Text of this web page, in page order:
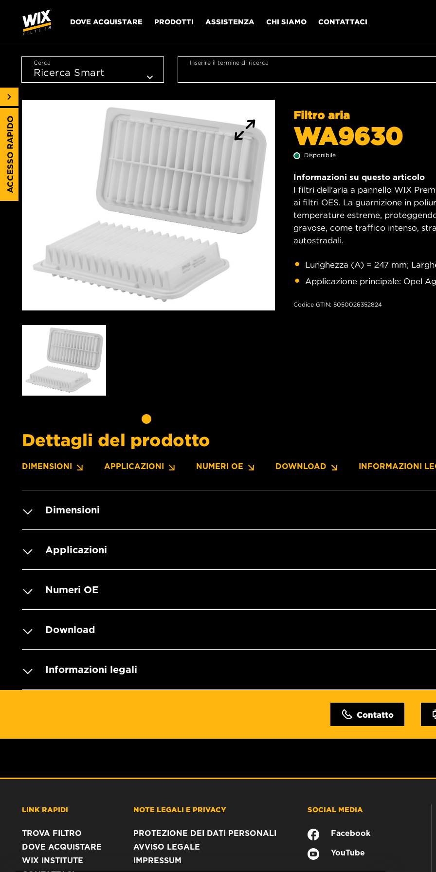
DOVE ACQUISTARE PRODOTTI ASSISTENZA CHI SIAMO CONTATTACI
Cerca Inserire il termine di ricerca
Filtro aria
WA9630
Disponibile
Informazioni su questo articolo
I filtri dell'aria a pannello WIX
ai filtri OES. La guarnizione in
temperature estreme,
gravose, come traffico intenso,
autostradali.
Lunghezza (A) = 247 mm;
Applicazione principale: Opel
Codice GTIN: 5050026352824
Dettagli del prodotto
DIMENSIONI APPLICAZIONI NUMERI OE DOWNLOAD INFORMAZIONI
Dimensioni
Applicazioni
Numeri OE
Download
Informazioni legali
Contatto
ACCESSO RAPIDO
LINK RAPIDI
TROVA FILTRO
DOVE ACQUISTARE
WIX INSTITUTE
NOTE LEGALI E PRIVACY
PROTEZIONE DEI DATI PERSONALI
AVVISO LEGALE
IMPRESSUM
SOCIAL MEDIA
Facebook
YouTube